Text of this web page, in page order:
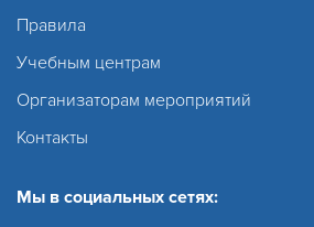
Правила
Учебным центрам
Организаторам мероприятий
Контакты
Мы в социальных сетях: